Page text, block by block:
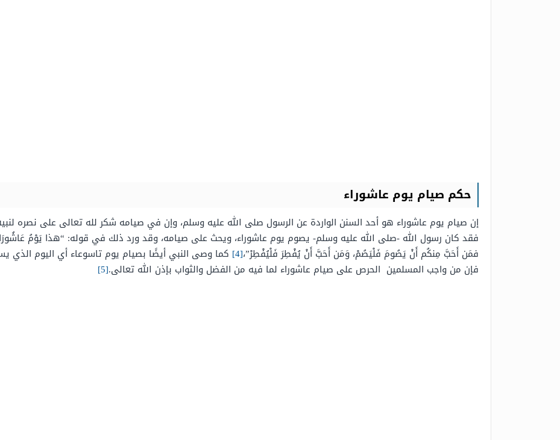
حكم صيام يوم عاشوراء
إن صيام يوم عاشوراء هو أحد السنن الواردة عن الرسول صلى الله عليه وسلم، وإن في صيامه شكر لله تعالى على نصره
فقد كان رسول الله -صلى الله عليه وسلم- يصوم يوم عاشوراء، ويحث على صيامه، وقد ورد ذلك في قوله: “هذا يَوْمُ
فمَن أَحَبَّ مِنكُم أَنْ يَصُومَ فَلْيَصُمْ، وَمَن أَحَبَّ أَنْ يُفْطِرَ فَلْيُفْطِرْ”،[4]
كما وصى النبي أيضًا بصيام يوم تاسوعاء أي اليوم الذي
فإن من واجب المسلمين الحرص على صيام عاشوراء لما فيه من الفضل والثواب بإذن الله تعالى.[5]